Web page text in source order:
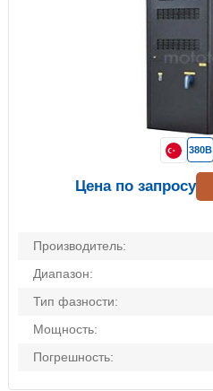
Производитель:
Диапазон:
Тип фазности:
Мощность:
Погрешность:
380В
Цена по запросу